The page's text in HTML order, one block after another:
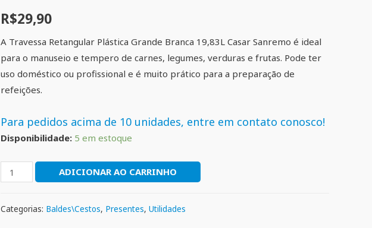
R$29,90
A Travessa Retangular Plástica Grande Branca 19,83L Casar Sanremo é ideal
para o manuseio e tempero de carnes, legumes, verduras e frutas. Pode ter
uso doméstico ou profissional e é muito prático para a preparação de
refeições.
Para pedidos acima de 10 unidades, entre em contato conosco!
Disponibilidade: 5 em estoque
ADICIONAR AO CARRINHO
Categorias: Baldes\Cestos, Presentes, Utilidades